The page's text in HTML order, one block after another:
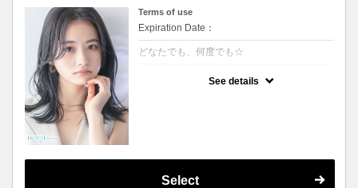
Terms of use
Expiration Date：
どなたでも、何度でも☆
See details
Select